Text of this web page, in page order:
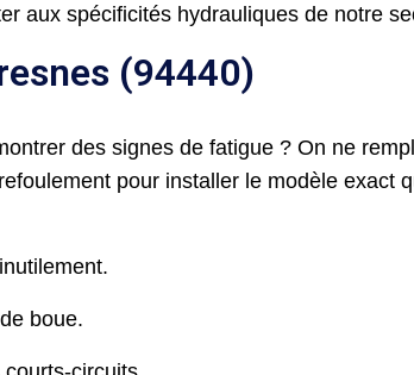
aux spécificités hydrauliques de notre
(94440)
des signes de fatigue ? On ne
pour installer le modèle exact
boue.